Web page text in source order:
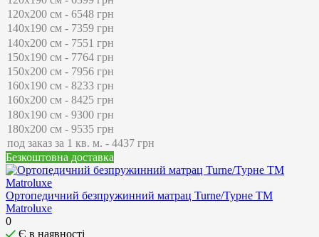
Безкоштовна доставка
Ортопедичний безпружинний матрац Turne/Турне ТМ
Matroluxe
0
Є в наявності